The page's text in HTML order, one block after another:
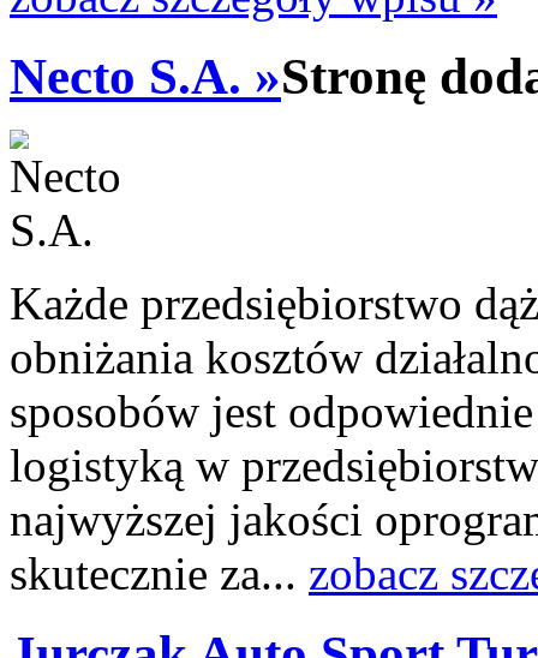
Necto S.A. »Stronę
Każde przedsiębiorstwo
obniżania kosztów
sposobów jest
logistyką w
najwyższej jakości
skutecznie za... zobacz